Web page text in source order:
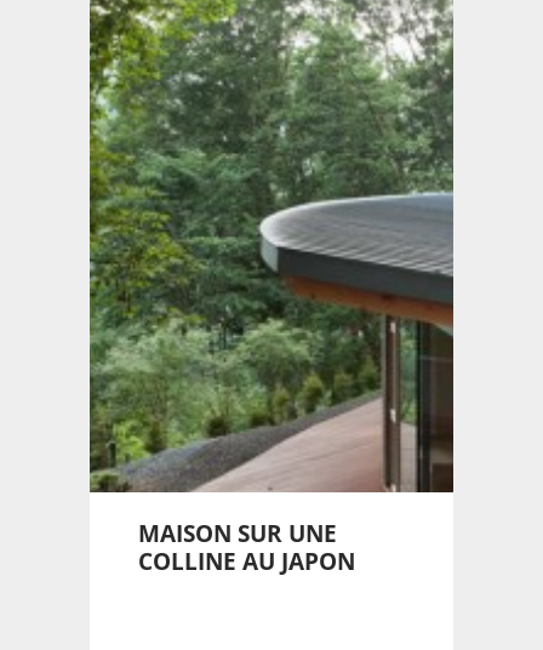
MAISON SUR UNE
COLLINE AU JAPON